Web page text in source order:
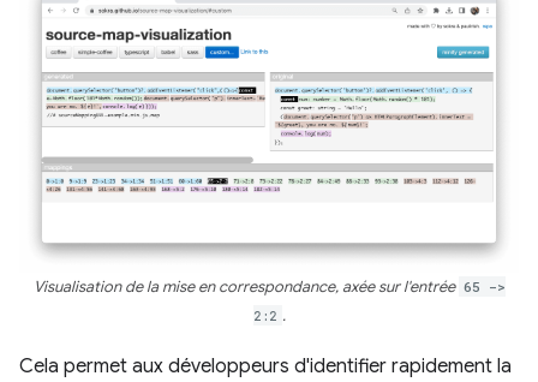
Visualisation de la mise en correspondance, axée sur l'entrée 65 ->
2:2 .
Cela permet aux développeurs d'identifier rapidement la